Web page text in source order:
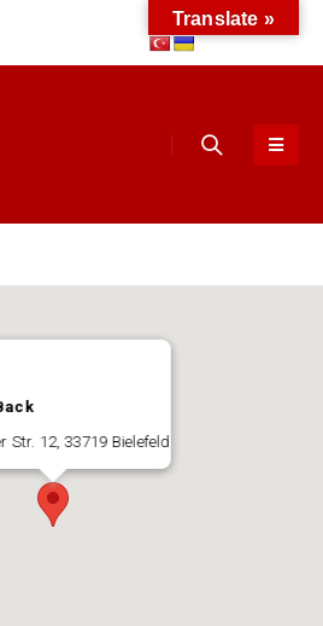
Str. 12, 33719 Bielefeld
Translate »